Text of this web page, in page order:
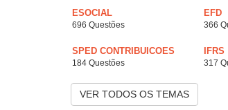
ESOCIAL
696 Questões
EFD
366
SPED CONTRIBUICOES
184 Questões
IFRS
317
VER TODOS OS TEMAS